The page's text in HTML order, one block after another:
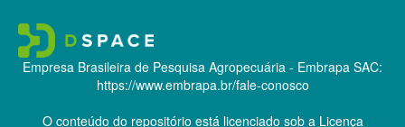
Empresa Brasileira de Pesquisa Agropecuária - Embrapa SAC:
https://www.embrapa.br/fale-conosco
O conteúdo do repositório está licenciado sob a Licença